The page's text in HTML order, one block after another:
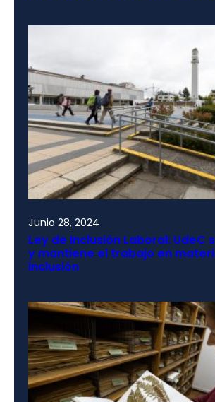
Junio 28, 2024
Ley de Inclusión Laboral: UdeC
y mantiene el trabajo en
inclusión